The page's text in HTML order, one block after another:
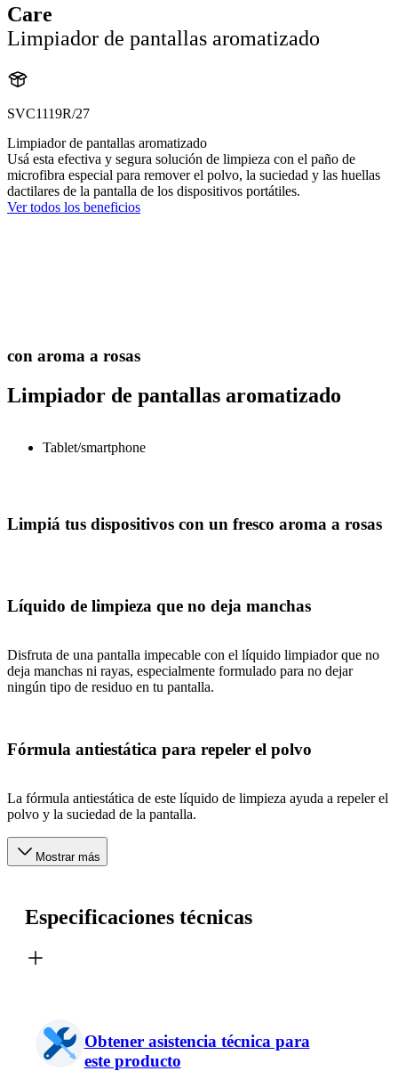
Care
Limpiador de pantallas aromatizado
SVC1119R/27
Limpiador de pantallas aromatizado
Usá esta efectiva y segura solución de limpieza con el paño de
microfibra especial para remover el polvo, la suciedad y las huellas
dactilares de la pantalla de los dispositivos portátiles.
Ver todos los beneficios
con aroma a rosas
Limpiador de pantallas aromatizado
Tablet/smartphone
Limpiá tus dispositivos con un fresco aroma a rosas
Líquido de limpieza que no deja manchas
Disfruta de una pantalla impecable con el líquido limpiador que no
deja manchas ni rayas, especialmente formulado para no dejar
ningún tipo de residuo en tu pantalla.
Fórmula antiestática para repeler el polvo
La fórmula antiestática de este líquido de limpieza ayuda a repeler el
polvo y la suciedad de la pantalla.
Mostrar más
Especificaciones técnicas
Obtener asistencia técnica para
este producto